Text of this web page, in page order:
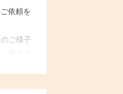
依頼を
ご様子
搬出さ
ご依頼